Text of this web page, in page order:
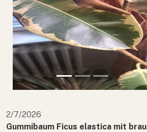
Previous
2/7/2026
Gummibaum Ficus elastica mit